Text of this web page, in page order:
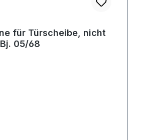
für Türscheibe, nicht
05/68